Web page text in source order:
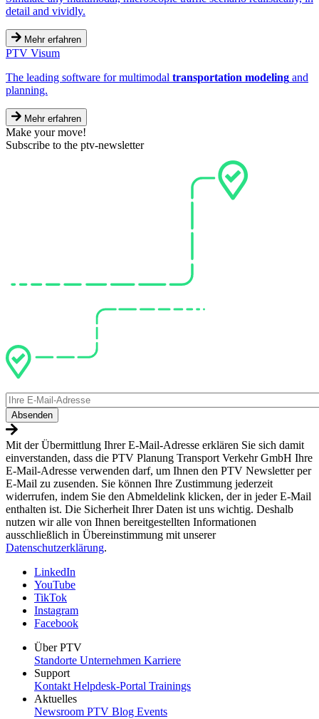
detail and vividly.
Mehr erfahren
PTV Visum
The leading software for multimodal transportation modeling and
planning.
Mehr erfahren
Make your move!
Subscribe to the ptv-newsletter
E-
Mail
Mit der Übermittlung Ihrer E-Mail-Adresse erklären Sie sich damit
einverstanden, dass die PTV Planung Transport Verkehr GmbH Ihre
E-Mail-Adresse verwenden darf, um Ihnen den PTV Newsletter per
E-Mail zu zusenden. Sie können Ihre Zustimmung jederzeit
widerrufen, indem Sie den Abmeldelink klicken, der in jeder E-Mail
enthalten ist. Die Sicherheit Ihrer Daten ist uns wichtig. Deshalb
nutzen wir alle von Ihnen bereitgestellten Informationen
ausschließlich in Übereinstimmung mit unserer
Datenschutzerklärung.
LinkedIn
YouTube
TikTok
Instagram
Facebook
Über PTV
Standorte Unternehmen Karriere
Support
Kontakt Helpdesk-Portal Trainings
Aktuelles
Newsroom PTV Blog Events